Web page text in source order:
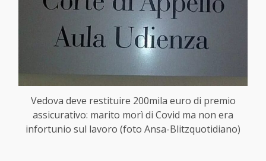
Vedova deve restituire 200mila euro di premio
assicurativo: marito morì di Covid ma non era
infortunio sul lavoro (foto Ansa-Blitzquotidiano)